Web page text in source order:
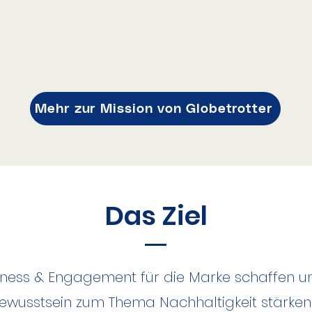
Mehr zur Mission von Globetrotter
Das Ziel
& Engagement für die Marke schaffen
zum Thema Nachhaltigkeit stärken.